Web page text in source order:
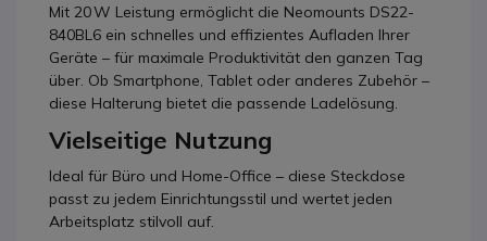
Mit 20 W Leistung ermöglicht die Neomounts DS22-
840BL6 ein schnelles und effizientes Aufladen Ihrer
Geräte – für maximale Produktivität den ganzen Tag
über. Ob Smartphone, Tablet oder anderes Zubehör –
diese Halterung bietet die passende Ladelösung.
Vielseitige Nutzung
Ideal für Büro und Home-Office – diese Steckdose
passt zu jedem Einrichtungsstil und wertet jeden
Arbeitsplatz stilvoll auf.